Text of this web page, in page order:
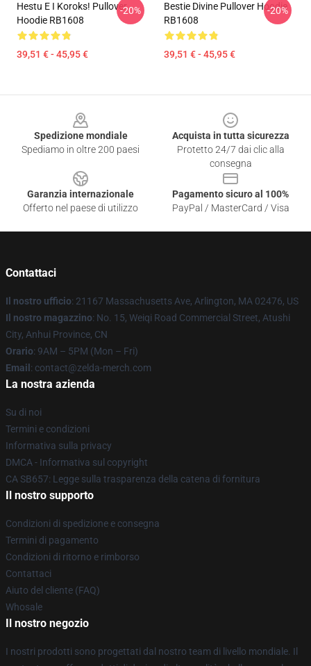
Hestu E I Koroks! Pullover
Hoodie RB1608
39,51 € - 45,95 €
-20%
Bestie Divine Pullover Hoodie
RB1608
39,51 € - 45,95 €
-20%
Spedizione mondiale
Spediamo in oltre 200 paesi
Acquista in tutta sicurezza
Protetto 24/7 dai clic alla
consegna
Garanzia internazionale
Offerto nel paese di utilizzo
Pagamento sicuro al 100%
PayPal / MasterCard / Visa
Contattaci
Il nostro ufficio: 21167 Massachusetts Ave, Arlington, MA 02476, US
Il nostro magazzino: No. 15, Weiqi Road Commercial Street, Atushi
City, Anhui Province, CN
Orario: 9AM – 5PM (Mon – Fri)
Email : contact@zelda-merch.com
La nostra azienda
Su di noi
Termini e condizioni
Informativa sulla privacy
DMCA - Informativa sul copyright
CA SB657: Legge sulla trasparenza della catena di fornitura
Il nostro supporto
Condizioni di spedizione e consegna
Termini di pagamento
Condizioni di ritorno e rimborso
Contattaci
Aiuto del cliente (FAQ)
Whosale
Il nostro negozio
I nostri prodotti sono progettati dal nostro team di livello mondiale. Il